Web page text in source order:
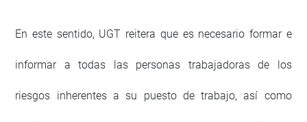
En este sentido, UGT reitera que es necesario formar e
informar a todas las personas trabajadoras de los
riesgos inherentes a su puesto de trabajo, así como